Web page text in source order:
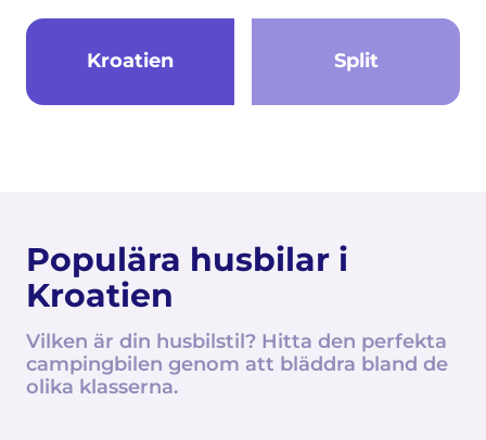
Kroatien Split
Populära husbilar i
Kroatien
Vilken är din husbilstil? Hitta den perfekta
campingbilen genom att bläddra bland de
olika klasserna.